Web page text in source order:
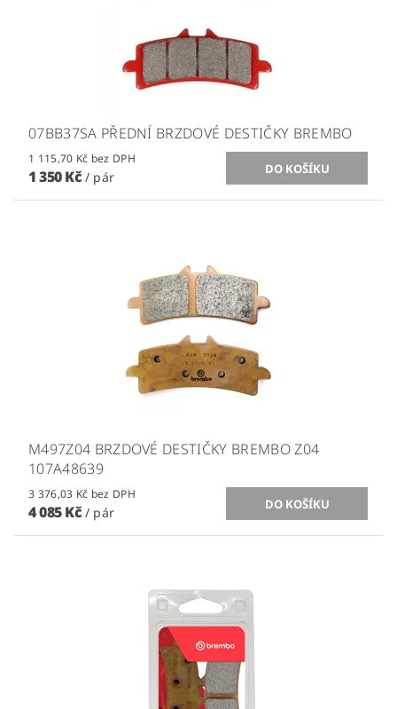
07BB37SA PŘEDNÍ BRZDOVÉ DESTIČKY BREMBO
1 115,70 Kč bez DPH
1 350 Kč / pár
M497Z04 BRZDOVÉ DESTIČKY BREMBO Z04
107A48639
3 376,03 Kč bez DPH
4 085 Kč / pár